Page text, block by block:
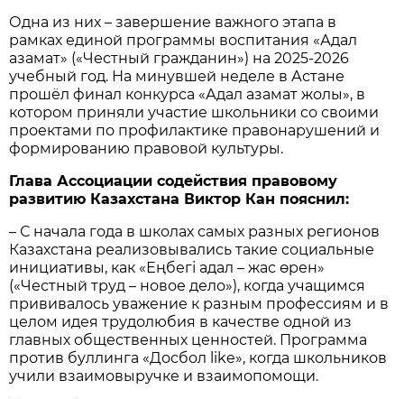
Одна из них – завершение важного этапа в
рамках единой программы воспитания «Адал
азамат» («Честный гражданин») на 2025-2026
учебный год. На минувшей неделе в Астане
прошёл финал конкурса «Адал азамат жолы», в
котором приняли участие школьники со своими
проектами по профилактике правонарушений и
формированию правовой культуры.
Глава Ассоциации содействия правовому
развитию Казахстана Виктор Кан пояснил:
– С начала года в школах самых разных регионов
Казахстана реализовывались такие социальные
инициативы, как «Еңбегі адал – жас өрен»
(«Честный труд – новое дело»), когда учащимся
прививалось уважение к разным профессиям и в
целом идея трудолюбия в качестве одной из
главных общественных ценностей. Программа
против буллинга «Досбол like», когда школьников
учили взаимовыручке и взаимопомощи.